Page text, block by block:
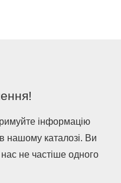
інформацію
нашому каталозі. Ви
не частіше одного